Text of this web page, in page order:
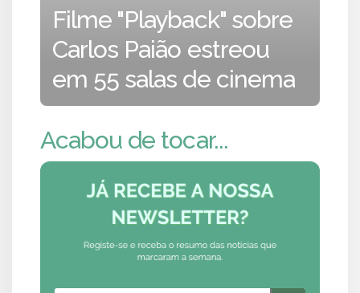
Filme "Playback" sobre
Carlos Paião estreou
em 55 salas de cinema
Acabou de tocar...